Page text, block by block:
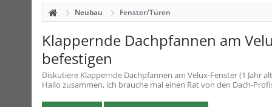
Neubau Fenster/Türen
Klappernde Dachpfannen am
befestigen
Diskutiere Klappernde Dachpfannen am Velux-Fenster (1 Jahr
Hallo zusammen, ich brauche mal einen Rat von den Dach-